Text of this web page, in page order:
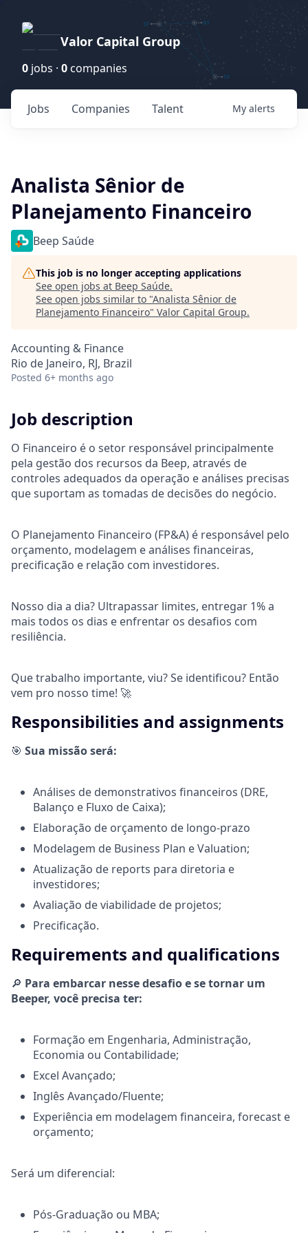
Valor Capital Group
0 jobs · 0 companies
Jobs Companies Talent My alerts
Analista Sênior de
Planejamento Financeiro
Beep Saúde
This job is no longer accepting applications
See open jobs at Beep Saúde.
See open jobs similar to "Analista Sênior de
Planejamento Financeiro" Valor Capital Group.
Accounting & Finance
Rio de Janeiro, RJ, Brazil
Posted 6+ months ago
Job description
O Financeiro é o setor responsável principalmente
pela gestão dos recursos da Beep, através de
controles adequados da operação e análises precisas
que suportam as tomadas de decisões do negócio.
O Planejamento Financeiro (FP&A) é responsável pelo
orçamento, modelagem e análises financeiras,
precificação e relação com investidores.
Nosso dia a dia? Ultrapassar limites, entregar 1% a
mais todos os dias e enfrentar os desafios com
resiliência.
Que trabalho importante, viu? Se identificou? Então
vem pro nosso time! 🚀
Responsibilities and assignments
🎯 Sua missão será:
Análises de demonstrativos financeiros (DRE,
Balanço e Fluxo de Caixa);
Elaboração de orçamento de longo-prazo
Modelagem de Business Plan e Valuation;
Atualização de reports para diretoria e
investidores;
Avaliação de viabilidade de projetos;
Precificação.
Requirements and qualifications
🔎 Para embarcar nesse desafio e se tornar um
Beeper, você precisa ter:
Formação em Engenharia, Administração,
Economia ou Contabilidade;
Excel Avançado;
Inglês Avançado/Fluente;
Experiência em modelagem financeira, forecast e
orçamento;
Será um diferencial:
Pós-Graduação ou MBA;